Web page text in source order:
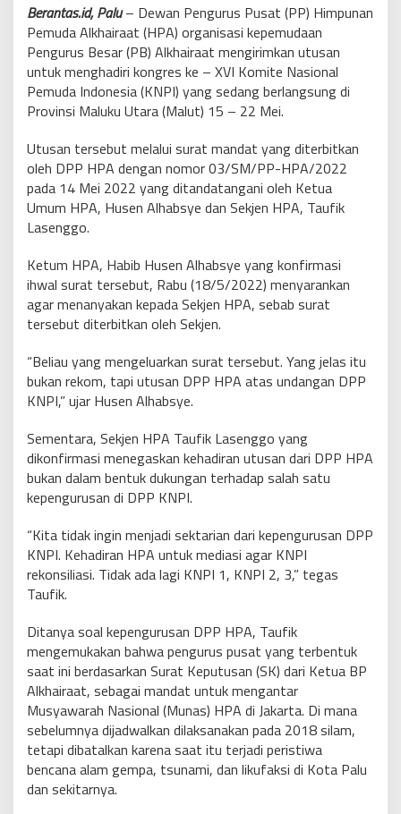
Berantas.id, Palu– Dewan Pengurus Pusat (PP) Himpunan
Pemuda Alkhairaat (HPA) organisasi kepemudaan
Pengurus Besar (PB) Alkhairaat mengirimkan utusan
untuk menghadiri kongres ke – XVI Komite Nasional
Pemuda Indonesia (KNPI) yang sedang berlangsung di
Provinsi Maluku Utara (Malut) 15 – 22 Mei.
Utusan tersebut melalui surat mandat yang diterbitkan
oleh DPP HPA dengan nomor 03/SM/PP-HPA/2022
pada 14 Mei 2022 yang ditandatangani oleh Ketua
Umum HPA, Husen Alhabsye dan Sekjen HPA, Taufik
Lasenggo.
Ketum HPA, Habib Husen Alhabsye yang konfirmasi
ihwal surat tersebut, Rabu (18/5/2022) menyarankan
agar menanyakan kepada Sekjen HPA, sebab surat
tersebut diterbitkan oleh Sekjen.
“Beliau yang mengeluarkan surat tersebut. Yang jelas itu
bukan rekom, tapi utusan DPP HPA atas undangan DPP
KNPI,” ujar Husen Alhabsye.
Sementara, Sekjen HPA Taufik Lasenggo yang
dikonfirmasi menegaskan kehadiran utusan dari DPP HPA
bukan dalam bentuk dukungan terhadap salah satu
kepengurusan di DPP KNPI.
“Kita tidak ingin menjadi sektarian dari kepengurusan DPP
KNPI. Kehadiran HPA untuk mediasi agar KNPI
rekonsiliasi. Tidak ada lagi KNPI 1, KNPI 2, 3,” tegas
Taufik.
Ditanya soal kepengurusan DPP HPA, Taufik
mengemukakan bahwa pengurus pusat yang terbentuk
saat ini berdasarkan Surat Keputusan (SK) dari Ketua BP
Alkhairaat, sebagai mandat untuk mengantar
Musyawarah Nasional (Munas) HPA di Jakarta. Di mana
sebelumnya dijadwalkan dilaksanakan pada 2018 silam,
tetapi dibatalkan karena saat itu terjadi peristiwa
bencana alam gempa, tsunami, dan likufaksi di Kota Palu
dan sekitarnya.